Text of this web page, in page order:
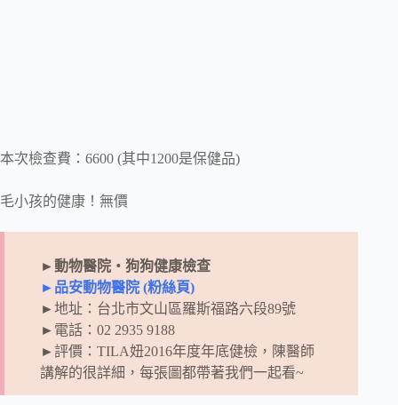
本次檢查費：6600 (其中1200是保健品)
毛小孩的健康！無價
►動物醫院‧狗狗健康檢查
►品安動物醫院 (粉絲頁)
►地址：台北市文山區羅斯福路六段89號
►電話：02 2935 9188
►評價：TILA妞2016年度年底健檢，陳醫師
講解的很詳細，每張圖都帶著我們一起看~